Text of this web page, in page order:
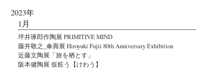
2023年
1月
坪井琢郎作陶展 PRIMITIVE MIND
藤井敬之_傘壽展 Hiroyuki Fujii 80th Anniversary Exhibition
近藤文陶展「旅を栖とす」
阪本健陶展 仮粧う【けわう】